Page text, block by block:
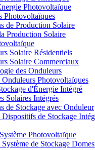
Photovoltaïque
Photovoltaïques
de Production Solaire
Production Solaire
Solaire Résidentiels
Solaire Commerciaux
des Onduleurs
Onduleurs Photovoltaïques
d'Énergie Intégré
Solaires Intégrés
de Stockage avec Onduleur
Dispositifs de Stockage
Photovoltaïque
de Stockage